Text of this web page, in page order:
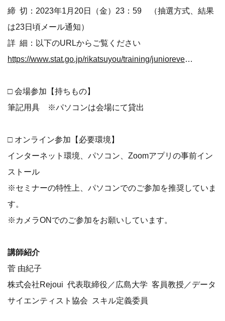
締 切：2023年1月20日（金）23：59 （抽選方式、結果
は23日頃メール通知）
詳 細：以下のURLからご覧ください
https://www.stat.go.jp/rikatsuyou/training/juniorevent/index.html
□ 会場参加【持ちもの】
筆記用具 ※パソコンは会場にて貸出
□ オンライン参加【必要環境】
インターネット環境、パソコン、Zoomアプリの事前イン
ストール
※セミナーの特性上、パソコンでのご参加を推奨していま
す。
※カメラONでのご参加をお願いしています。
講師紹介
菅 由紀子
株式会社Rejoui 代表取締役／広島大学 客員教授／データ
サイエンティスト協会 スキル定義委員